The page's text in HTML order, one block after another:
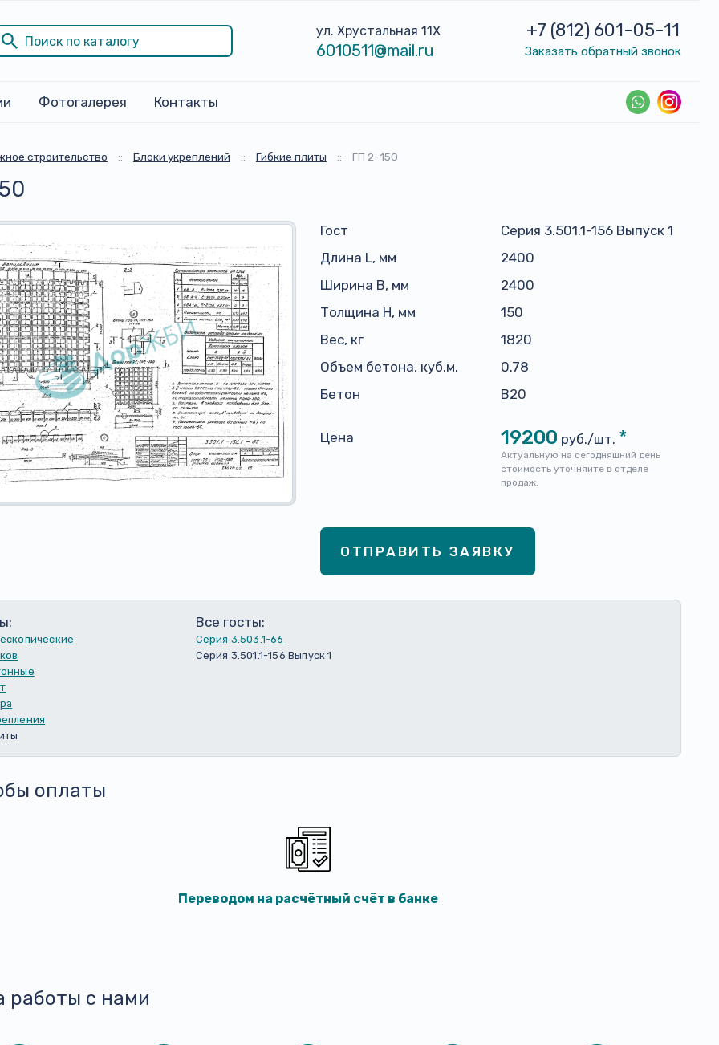
ул. Хрустальная 11Х
6010511@mail.ru
+7 (812) 601-05-11
Заказать обратный звонок
Фотогалерея Контакты
строительство :: Блоки укреплений :: Гибкие плиты :: ГП 2-150
Гост
Серия 3.501.1-156 Выпуск 1
Длина L, мм
2400
Ширина B, мм
2400
Толщина H, мм
150
Вес, кг
1820
Объем бетона, куб.м.
0.78
Бетон
B20
Цена 19200 руб./шт. *
Актуальную на сегодняшний день
стоимость уточняйте в отделе
продаж.
ОТПРАВИТЬ ЗАЯВКУ
Все госты:
Серия 3.503.1-66
Серия 3.501.1-156 Выпуск 1
оплаты
Переводом на расчётный счёт в банке
работы с нами